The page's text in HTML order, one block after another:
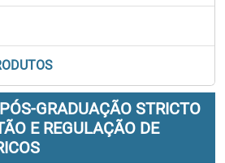
GRADUAÇÃO STRICTO
E REGULAÇÃO DE